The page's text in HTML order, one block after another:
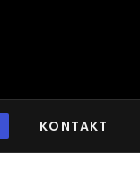
KONTAKT